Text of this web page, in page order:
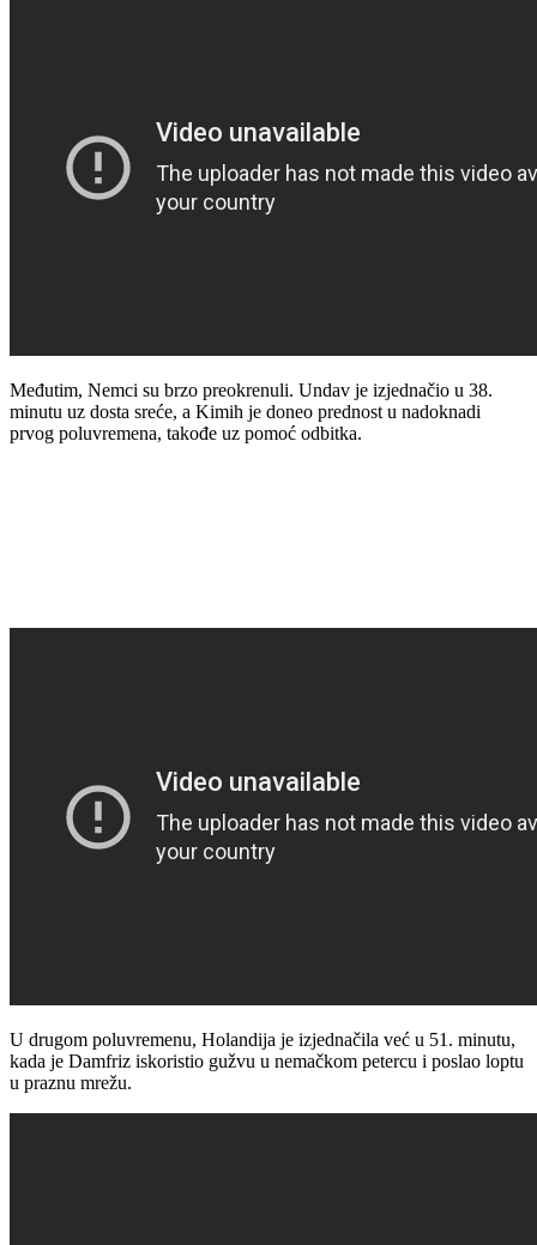
Međutim, Nemci su brzo preokrenuli. Undav je izjednačio u 38.
minutu uz dosta sreće, a Kimih je doneo prednost u nadoknadi
prvog poluvremena, takođe uz pomoć odbitka.
U drugom poluvremenu, Holandija je izjednačila već u 51. minutu,
kada je Damfriz iskoristio gužvu u nemačkom petercu i poslao loptu
u praznu mrežu.